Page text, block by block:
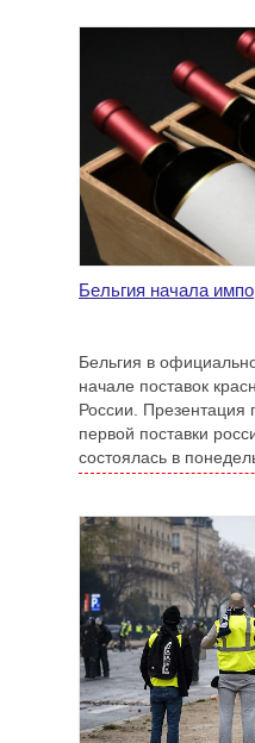
Бельгия начала
Бельгия в
начале поставок
России. Презентация
первой поставки
состоялась в